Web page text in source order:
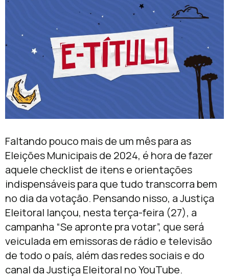
Faltando pouco mais de um mês para as
Eleições Municipais de 2024, é hora de fazer
aquele checklist de itens e orientações
indispensáveis para que tudo transcorra bem
no dia da votação. Pensando nisso, a Justiça
Eleitoral lançou, nesta terça-feira (27), a
campanha “Se apronte pra votar”, que será
veiculada em emissoras de rádio e televisão
de todo o país, além das redes sociais e do
canal da Justiça Eleitoral no YouTube.